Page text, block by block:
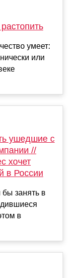
умеет:
или
ушедшие с
//
хочет
в России
занять в
в